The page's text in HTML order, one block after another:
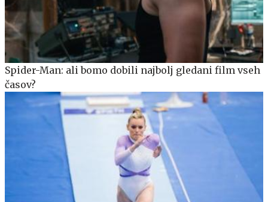
Spider-Man: ali bomo dobili najbolj gledani film vseh
časov?